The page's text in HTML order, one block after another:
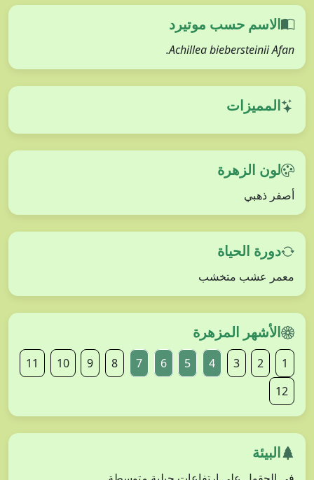
الاسم حسب موتيرد
Achillea biebersteinii Afan.
المميزات
لون الزهرة
أصفر ذهبي
دورة الحياة
معمر عشب متخشب
الأشهر المزهرة
1
2
3
4
5
6
7
8
9
10
11
12
البيئة